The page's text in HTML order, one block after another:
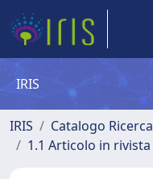
IRIS
IRIS Catalogo Ricerca
1.1 Articolo in rivista